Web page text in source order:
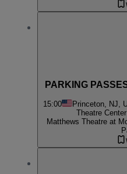
PARKING
15:00 Princeton, NJ,
Theatre
Matthews Theatre at